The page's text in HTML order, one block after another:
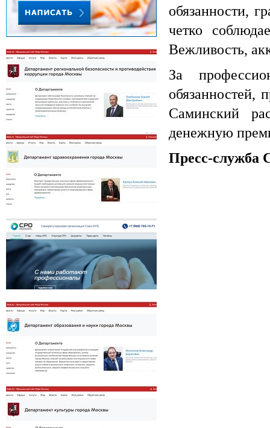
обязанности,
четко
Вежливость,
За
обязанностей,
Саминский
денежную
Пресс-служба
Департамент региональной безопасности
и противодействия коррупции г. Москвы
Департамент здравоохранения города
Москвы
Департамент образования города Москвы